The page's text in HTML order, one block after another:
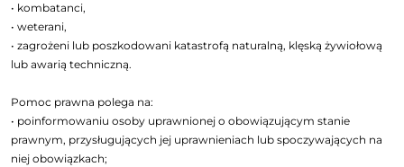
• kombatanci,
• weterani,
• zagrożeni lub poszkodowani katastrofą naturalną, klęską żywiołową
lub awarią techniczną.
Pomoc prawna polega na:
• poinformowaniu osoby uprawnionej o obowiązującym stanie
prawnym, przysługujących jej uprawnieniach lub spoczywających na
niej obowiązkach;